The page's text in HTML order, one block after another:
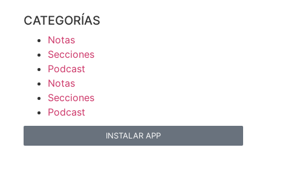
CATEGORÍAS
Notas
Secciones
Podcast
Notas
Secciones
Podcast
INSTALAR APP